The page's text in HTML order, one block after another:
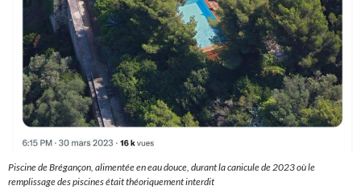
Piscine de Brégançon, alimentée en eau douce, durant la canicule de 2023 où le
remplissage des piscines était théoriquement interdit